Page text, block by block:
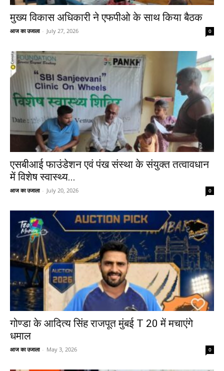
मुख्य विकास अधिकारी ने एफपीओ के साथ किया बैठक
आज का उजाला - July 27, 2026 0
एसबीआई फाउंडेशन एवं पंख संस्था के संयुक्त तत्वावधान
में विशेष स्वास्थ्य...
आज का उजाला - July 20, 2026 0
गोण्डा के आदित्य सिंह राजपूत मुंबई T 20 में मचाएंगे
धमाल
आज का उजाला - May 3, 2026 0